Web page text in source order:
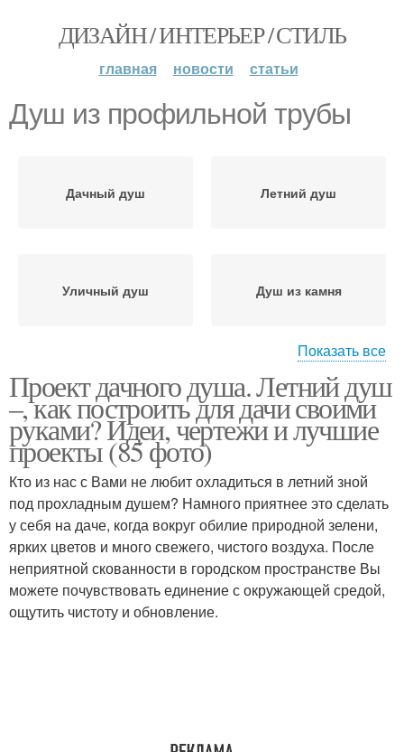
ДИЗАЙН / ИНТЕРЬЕР / СТИЛЬ
главная новости статьи
Душ из профильной трубы
Дачный душ Летний душ
Уличный душ Душ из камня
баком
Душ с раздевалкой
Душ из металла
Материалы для летнего
душа
Показать все
Проект дачного душа. Летний душ
–, как построить для дачи своими
руками? Идеи, чертежи и лучшие
проекты (85 фото)
Кто из нас с Вами не любит охладиться в летний зной
под прохладным душем? Намного приятнее это сделать
у себя на даче, когда вокруг обилие природной зелени,
ярких цветов и много свежего, чистого воздуха. После
неприятной скованности в городском пространстве Вы
можете почувствовать единение с окружающей средой,
ощутить чистоту и обновление.